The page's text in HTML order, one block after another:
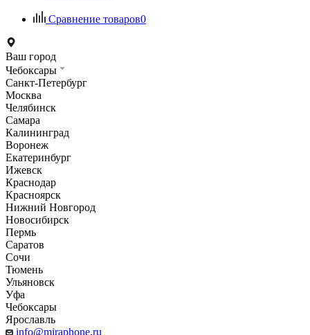
Сравнение товаров0
Ваш город
Чебоксары
Санкт-Петербург
Москва
Челябинск
Самара
Калининград
Воронеж
Екатеринбург
Ижевск
Краснодар
Красноярск
Нижний Новгород
Новосибирск
Пермь
Саратов
Сочи
Тюмень
Ульяновск
Уфа
Чебоксары
Ярославль
info@miraphone.ru